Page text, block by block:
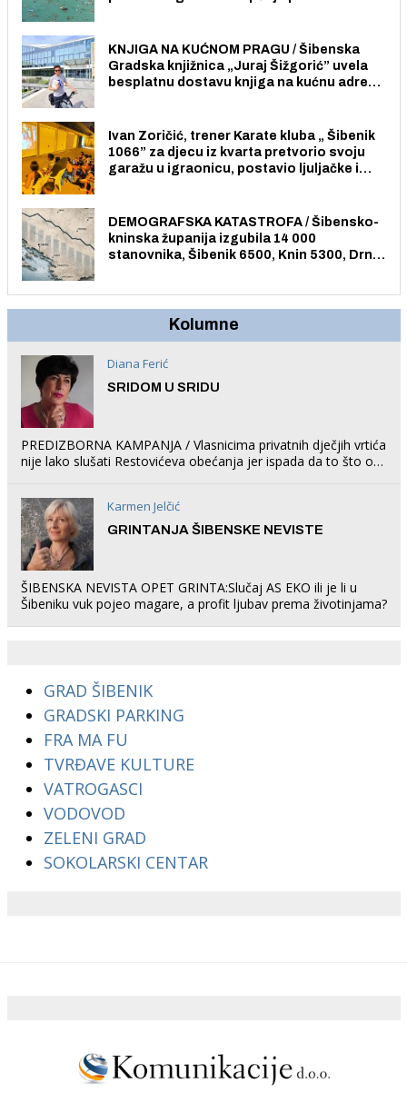
KNJIGA NA KUĆNOM PRAGU / Šibenska
Gradska knjižnica „Juraj Šižgorić” uvela
besplatnu dostavu knjiga na kućnu adresu
Ivan Zoričić, trener Karate kluba „ Šibenik
1066” za djecu iz kvarta pretvorio svoju
garažu u igraonicu, postavio ljuljačke i
DEMOGRAFSKA KATASTROFA / Šibensko-
kninska županija izgubila 14 000
stanovnika, Šibenik 6500, Knin 5300, Drniš
Kolumne
Diana Ferić
SRIDOM U SRIDU
PREDIZBORNA KAMPANJA / Vlasnicima privatnih dječjih vrtića
nije lako slušati Restovićeva obećanja jer ispada da to što oni
Karmen Jelčić
GRINTANJA ŠIBENSKE NEVISTE
ŠIBENSKA NEVISTA OPET GRINTA:Slučaj AS EKO ili je li u
Šibeniku vuk pojeo magare, a profit ljubav prema životinjama?
GRAD ŠIBENIK
GRADSKI PARKING
FRA MA FU
TVRĐAVE KULTURE
VATROGASCI
VODOVOD
ZELENI GRAD
SOKOLARSKI CENTAR